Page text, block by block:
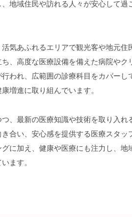
地域住民や訪れる人々が安心して過
気あふれるエリアで観光客や地元
、高度な医療設備を備えた病院やク
われ、広範囲の診療科目をカバーし
増進に取り組んでいます。
、最新の医療知識や技術を取り入れ
合い、安心感を提供する医療スタッ
に加え、健康や医療にも注力し、地
ます。